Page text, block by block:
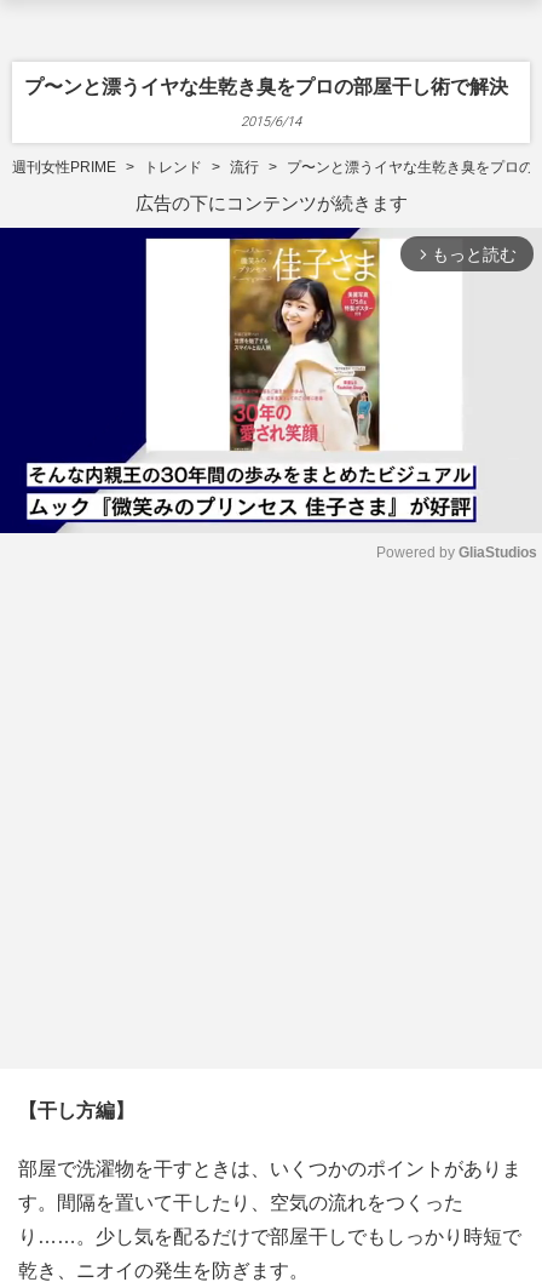
プ〜ンと漂うイヤな生乾き臭をプロの部屋干し術で解決
2015/6/14
週刊女性PRIME トレンド 流行 プ〜ンと漂うイヤな生乾き臭をプロの
広告の下にコンテンツが続きます
arrow_forward_ios もっと読む
Powered by GliaStudios
【干し方編】
部屋で洗濯物を干すときは、いくつかのポイントがありま
す。間隔を置いて干したり、空気の流れをつくった
り……。少し気を配るだけで部屋干しでもしっかり時短で
乾き、ニオイの発生を防ぎます。